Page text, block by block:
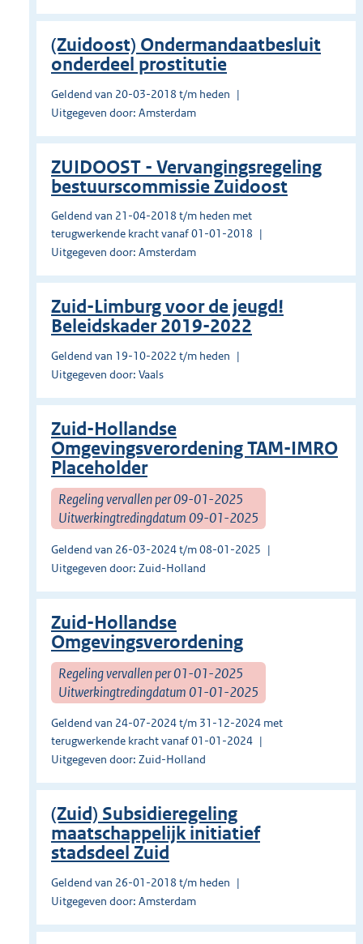
(Zuidoost) Ondermandaatbesluit
onderdeel prostitutie
Geldend van 20-03-2018 t/m heden
Uitgegeven door: Amsterdam
ZUIDOOST - Vervangingsregeling
bestuurscommissie Zuidoost
Geldend van 21-04-2018 t/m heden met
terugwerkende kracht vanaf 01-01-2018
Uitgegeven door: Amsterdam
Zuid-Limburg voor de jeugd!
Beleidskader 2019-2022
Geldend van 19-10-2022 t/m heden
Uitgegeven door: Vaals
Zuid-Hollandse
Omgevingsverordening TAM-IMRO
Placeholder
Regeling vervallen per 09-01-2025
Uitwerkingtredingdatum 09-01-2025
Geldend van 26-03-2024 t/m 08-01-2025
Uitgegeven door: Zuid-Holland
Zuid-Hollandse
Omgevingsverordening
Regeling vervallen per 01-01-2025
Uitwerkingtredingdatum 01-01-2025
Geldend van 24-07-2024 t/m 31-12-2024 met
terugwerkende kracht vanaf 01-01-2024
Uitgegeven door: Zuid-Holland
(Zuid) Subsidieregeling
maatschappelijk initiatief
stadsdeel Zuid
Geldend van 26-01-2018 t/m heden
Uitgegeven door: Amsterdam